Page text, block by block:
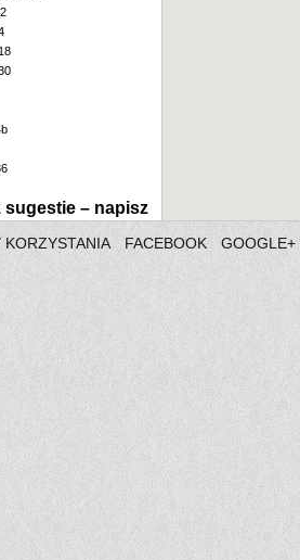
sugestie – napisz
KORZYSTANIA FACEBOOK GOOGLE+